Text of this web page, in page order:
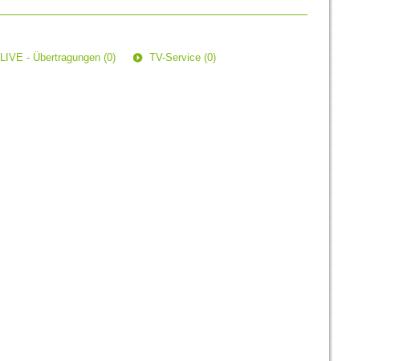
LIVE - Übertragungen (0) TV-Service (0)